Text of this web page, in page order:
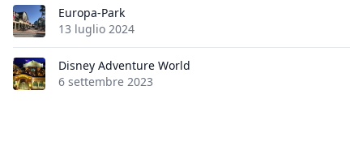
Europa-Park
13 luglio 2024
Disney Adventure World
6 settembre 2023